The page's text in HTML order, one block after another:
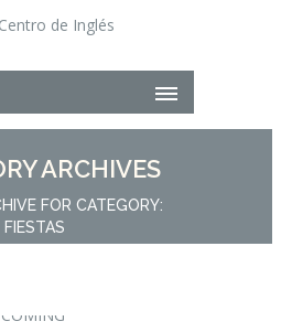
ARCHIVES
FOR CATEGORY:
FIESTAS